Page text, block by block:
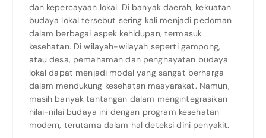
dan kepercayaan lokal. Di banyak daerah, kekuatan
budaya lokal tersebut sering kali menjadi pedoman
dalam berbagai aspek kehidupan, termasuk
kesehatan. Di wilayah-wilayah seperti gampong,
atau desa, pemahaman dan penghayatan budaya
lokal dapat menjadi modal yang sangat berharga
dalam mendukung kesehatan masyarakat. Namun,
masih banyak tantangan dalam mengintegrasikan
nilai-nilai budaya ini dengan program kesehatan
modern, terutama dalam hal deteksi dini penyakit.